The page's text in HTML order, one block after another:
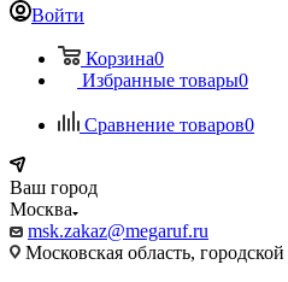
Войти
Корзина0
Избранные товары0
Сравнение товаров0
Ваш город
Москва
msk.zakaz@megaruf.ru
Московская область,